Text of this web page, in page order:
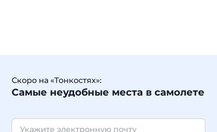
Скоро на «Тонкостях»:
Самые неудобные места в самолете